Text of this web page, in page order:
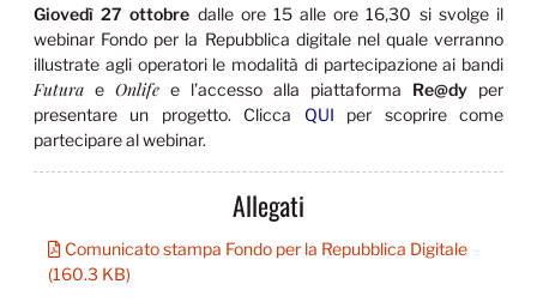
Giovedì 27 ottobre dalle ore 15 alle ore 16,30 si svolge il
webinar Fondo per la Repubblica digitale nel quale verranno
illustrate agli operatori le modalità di partecipazione ai bandi
Futura e Onlife e l’accesso alla piattaforma Re@dy per
presentare un progetto. Clicca QUI per scoprire come
partecipare al webinar.
Allegati
Comunicato stampa Fondo per la Repubblica Digitale
(160.3 KB)